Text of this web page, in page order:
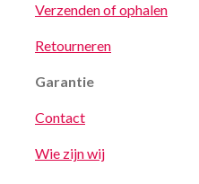
Verzenden of ophalen
Retourneren
Garantie
Contact
Wie zijn wij